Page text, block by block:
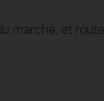
marché, et